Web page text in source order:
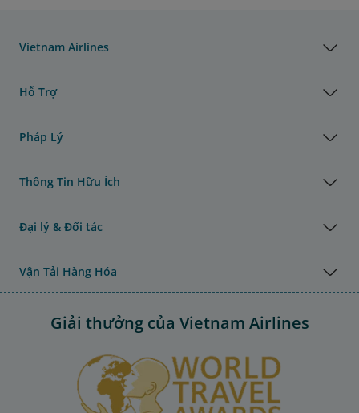
Vietnam Airlines
Hỗ Trợ
Pháp Lý
Thông Tin Hữu Ích
Đại lý & Đối tác
Vận Tải Hàng Hóa
Giải thưởng của Vietnam Airlines